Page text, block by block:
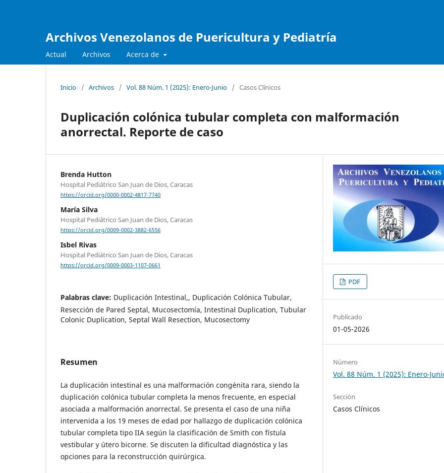
Archivos Venezolanos de Puericultura y Pediatría
Actual Archivos Acerca de
Inicio / Archivos / Vol. 88 Núm. 1 (2025): Enero-Junio / Casos Clínicos
Duplicación colónica tubular completa con malformación
anorrectal. Reporte de caso
Brenda Hutton
Hospital Pediátrico San Juan de Dios, Caracas
https://orcid.org/0000-0002-4817-7740
María Silva
Hospital Pediátrico San Juan de Dios, Caracas
https://orcid.org/0009-0002-3882-6556
Isbel Rivas
Hospital Pediátrico San Juan de Dios, Caracas
https://orcid.org/0009-0003-1107-0661
Palabras clave: Duplicación Intestinal,, Duplicación Colónica Tubular,
Resección de Pared Septal, Mucosectomía, Intestinal Duplication, Tubular
Colonic Duplication, Septal Wall Resection, Mucosectomy
Resumen
La duplicación intestinal es una malformación congénita rara, siendo la
duplicación colónica tubular completa la menos frecuente, en especial
asociada a malformación anorrectal. Se presenta el caso de una niña
intervenida a los 19 meses de edad por hallazgo de duplicación colónica
tubular completa tipo IIA según la clasificación de Smith con fístula
vestibular y útero bicorne. Se discuten la dificultad diagnóstica y las
opciones para la reconstrucción quirúrgica.
PDF
Publicado
01-05-2026
Número
Vol. 88 Núm. 1 (2025): Enero-
Sección
Casos Clínicos